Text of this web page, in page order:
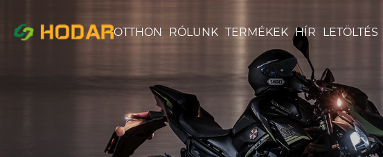
OTTHON RÓLUNK TERMÉKEK HÍR LETÖLTÉS